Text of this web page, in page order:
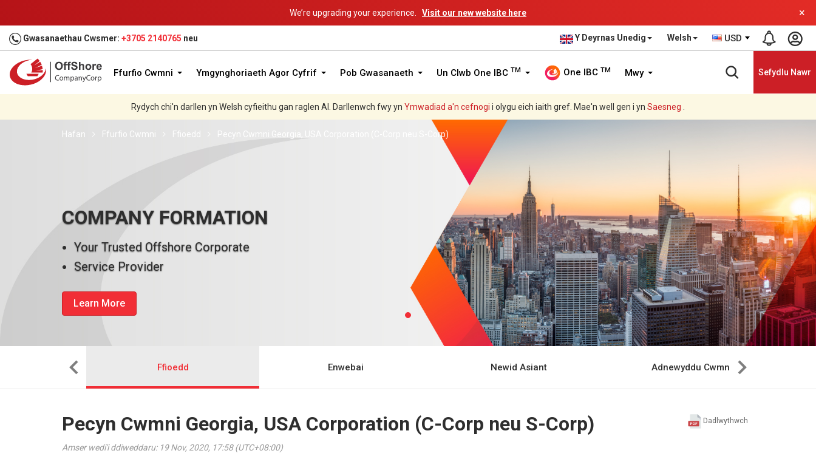
We’re upgrading your experience. Visit our new website here ×
Gwasanaethau Cwsmer: +3705 2140765 neu Y Deyrnas Unedig Welsh USD
Ffurfio Cwmni Ymgynghoriaeth Agor Cyfrif Pob Gwasanaeth Un Clwb One IBC TM One IBC TM Mwy Sefydlu Nawr
Rydych chi'n darllen yn Welsh cyfieithu gan raglen AI. Darllenwch fwy yn Ymwadiad a'n cefnogi i olygu eich iaith gref. Mae'n well gen i yn Saesneg
Hafan Ffurfio Cwmni Ffioedd Pecyn Cwmni Georgia, USA Corporation (C-Corp neu S-Corp)
COMPANY FORMATION
Your Trusted Offshore Corporate
Service Provider
Learn More
Ffioedd Enwebai Newid Asiant Adnewyddu Cwmni
Dadlwythwch
Pecyn Cwmni Georgia, USA Corporation (C-Corp neu S-Corp)
Amser wedi'i ddiweddaru: 19 Nov, 2020, 17:58 (UTC+08:00)